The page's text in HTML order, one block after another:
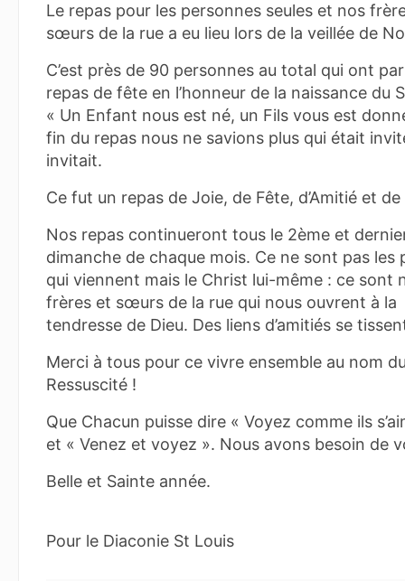
Le repas pour les personnes seules et nos
sœurs de la rue a eu lieu lors de la veillée de
C’est près de 90 personnes au total qui ont
repas de fête en l’honneur de la naissance du
« Un Enfant nous est né, un Fils vous est
fin du repas nous ne savions plus qui était
invitait.
Ce fut un repas de Joie, de Fête, d’Amitié et de
Nos repas continueront tous le 2ème et
dimanche de chaque mois. Ce ne sont pas les
qui viennent mais le Christ lui-même : ce sont
frères et sœurs de la rue qui nous ouvrent à la
tendresse de Dieu. Des liens d’amitiés se
Merci à tous pour ce vivre ensemble au nom
Ressuscité !
Que Chacun puisse dire « Voyez comme ils
et « Venez et voyez ». Nous avons besoin de
Belle et Sainte année.
Pour le Diaconie St Louis